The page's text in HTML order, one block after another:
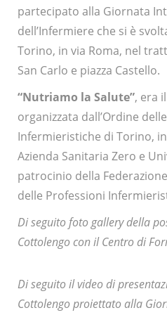
partecipato alla Giornata
dell’Infermiere che si è
Torino, in via Roma, nel
San Carlo e piazza Castello.
“Nutriamo la Salute”, era
organizzata dall’Ordine
Infermieristiche di Torino,
Azienda Sanitaria Zero e
patrocinio della
delle Professioni
Di seguito foto gallery della
Cottolengo con il Centro di
Di seguito il video di
Cottolengo proiettato alla